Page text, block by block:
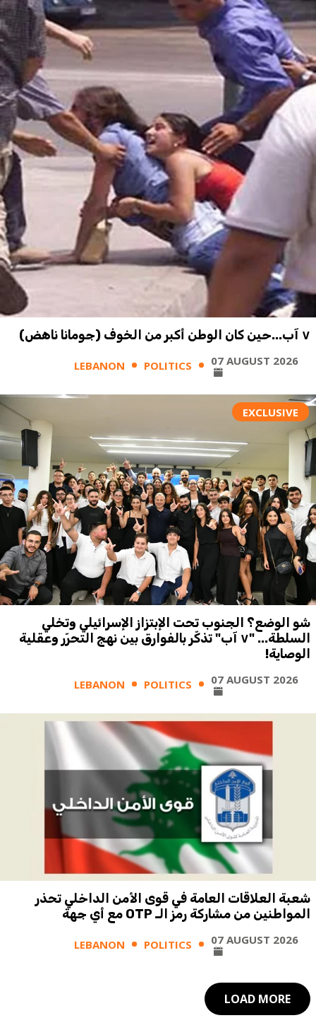
٧ آب...حين كان الوطن أكبر من الخوف (جومانا ناهض)
LEBANON POLITICS 07 AUGUST 2026
EXCLUSIVE
شو الوضع؟ الجنوب تحت الإبتزاز الإسرائيلي وتخلي
السلطة... "٧ آب" تذكّر بالفوارق بين نهج التحرّر وعقلية
الوصاية!
LEBANON POLITICS 07 AUGUST 2026
شعبة العلاقات العامة في قوى الأمن الداخلي تحذر
المواطنين من مشاركة رمز الـ OTP مع أي جهة
LEBANON POLITICS 07 AUGUST 2026
LOAD MORE